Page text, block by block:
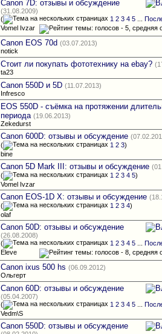
Canon 7D: отзывы и обсуждение
(31.08.2009)
(
1 2 3 4 5 ...
Vomel Ivzar
Canon EOS 70d (03.07.2013)
notick
Стоит ли покупать фототехнику на ebay?
ta23
Canon 550D и 5D (11.07.2013)
Infresco
EOS 550D - съёмка на протяжении
периода (19.06.2013)
Zekedurst
Canon 600D: отзывы и обсуждение
(
1 2 3)
bine
Canon 5D Mark III: отзывы и обсуждение
(
1 2 3 4 5)
Vomel Ivzar
Canon EOS-1D X: отзывы и обсуждение
(
1 2 3 4)
olaf
Canon 50D: отзывы и обсуждение
(26.08.2008)
(
1 2 3 4 5 ...
Eleve
Canon ixus 500 hs (06.09.2012)
Ольгерт
Canon 60D: отзывы и обсуждение
(05.04.2007)
(
1 2 3 4 5 ...
Vedm\S
Canon 550D: отзывы и обсуждение